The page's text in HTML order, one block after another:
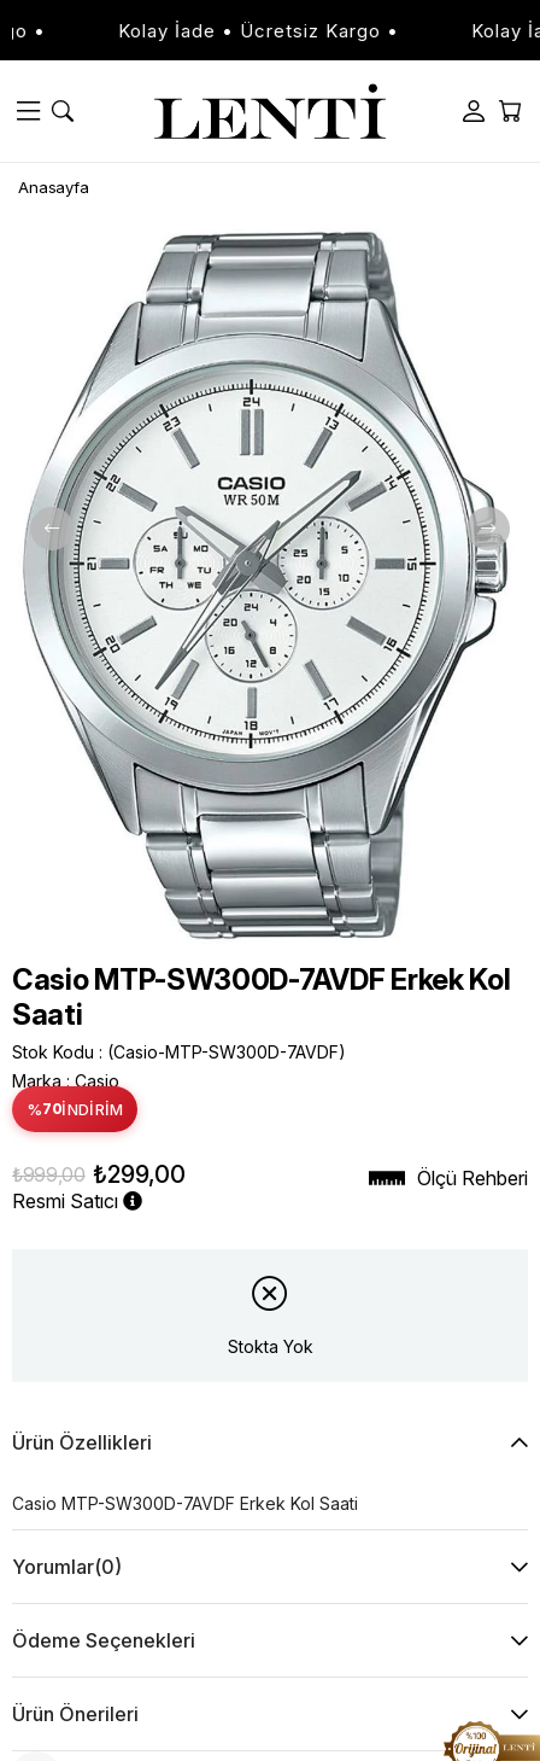
• Kolay İade • Ücretsiz Kargo • Kolay
Anasayfa
Casio MTP-SW300D-7AVDF Erkek Kol
Saati
Stok Kodu
(Casio-MTP-SW300D-7AVDF)
Marka : Casio
%70İNDIRIM
₺999,00 ₺299,00
Resmi Satıcı
Ölçü Rehberi
Stokta Yok
Ürün Özellikleri
Casio MTP-SW300D-7AVDF Erkek Kol Saati
Yorumlar(0)
Ödeme Seçenekleri
Ürün Önerileri